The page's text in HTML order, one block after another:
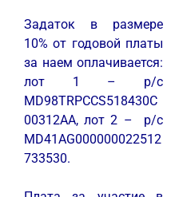
Задаток в размере
10% от годовой платы
за наем оплачивается:
лот 1 – р/с
MD98TRPCCS518430C
00312AA, лот 2 – р/с
MD41AG000000022512
733530.